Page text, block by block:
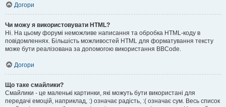
Догори
Чи можу я використовувати HTML?
Ні. На цьому форумі неможливе написання та обробка HTML-коду в
повідомленнях. Більшість можливостей HTML для форматування тексту
може бути реалізована за допомогою використання BBCode.
Догори
Що таке смайлики?
Смайлики - це маленькі картинки, які можуть бути використані для
передачі емоцій, наприклад, :) означає радість, :( означає сум. Весь список